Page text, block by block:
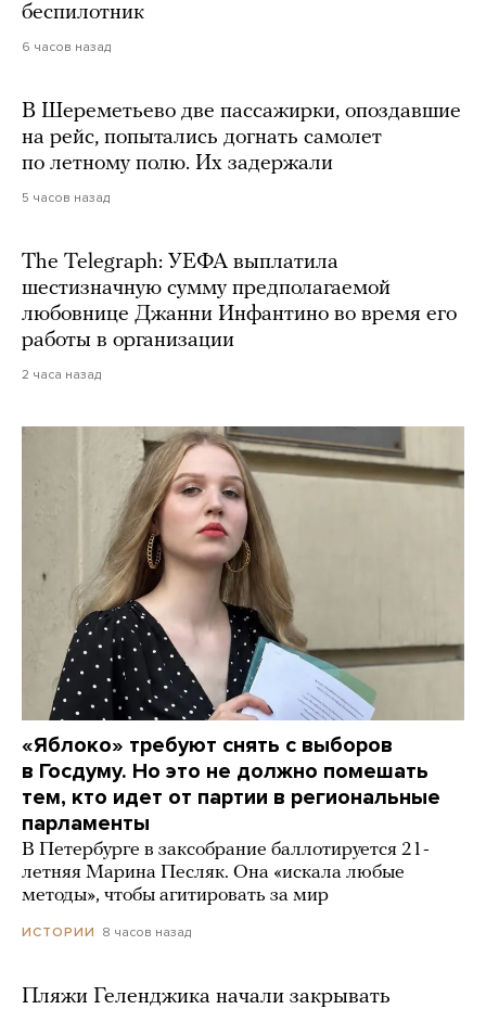
беспилотник
6 часов назад
В Шереметьево две пассажирки, опоздавшие
на рейс, попытались догнать самолет
по летному полю. Их задержали
5 часов назад
The Telegraph: УЕФА выплатила
шестизначную сумму предполагаемой
любовнице Джанни Инфантино во время его
работы в организации
2 часа назад
«Яблоко» требуют снять с выборов
в Госдуму. Но это не должно помешать
тем, кто идет от партии в региональные
парламенты
В Петербурге в заксобрание баллотируется 21-
летняя Марина Песляк. Она «искала любые
методы», чтобы агитировать за мир
ИСТОРИИ 8 часов назад
Пляжи Геленджика начали закрывать